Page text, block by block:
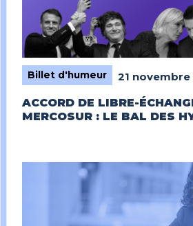
Billet d'humeur
21 novembre
ACCORD DE LIBRE-
MERCOSUR : LE BAL DES